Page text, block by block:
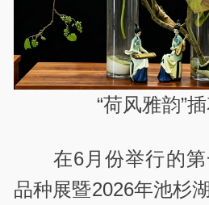
“荷风雅韵”
在6月份举行的
品种展暨2026年池杉